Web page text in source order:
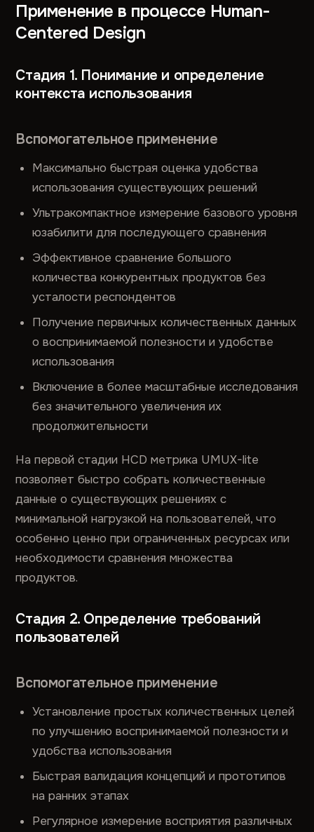
Применение в процессе Human-
Centered Design
Стадия 1. Понимание и определение
контекста использования
Вспомогательное применение
Максимально быстрая оценка удобства
использования существующих решений
Ультракомпактное измерение базового уровня
юзабилити для последующего сравнения
Эффективное сравнение большого
количества конкурентных продуктов без
усталости респондентов
Получение первичных количественных данных
о воспринимаемой полезности и удобстве
использования
Включение в более масштабные исследования
без значительного увеличения их
продолжительности
На первой стадии HCD метрика UMUX-lite
позволяет быстро собрать количественные
данные о существующих решениях с
минимальной нагрузкой на пользователей, что
особенно ценно при ограниченных ресурсах или
необходимости сравнения множества
продуктов.
Стадия 2. Определение требований
пользователей
Вспомогательное применение
Установление простых количественных целей
по улучшению воспринимаемой полезности и
удобства использования
Быстрая валидация концепций и прототипов
на ранних этапах
Регулярное измерение восприятия различных